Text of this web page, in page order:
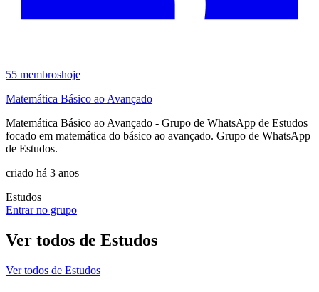
55 membroshoje
Matemática Básico ao Avançado
Matemática Básico ao Avançado - Grupo de WhatsApp de Estudos
focado em matemática do básico ao avançado. Grupo de WhatsApp
de Estudos.
criado há 3 anos
Estudos
Entrar no grupo
Ver todos de Estudos
Ver todos de Estudos